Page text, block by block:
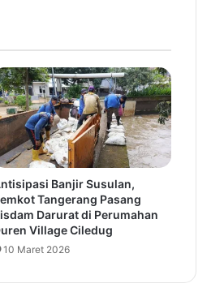
Banjir Susulan,
Tangerang Pasang
Darurat di Perumahan
Village Ciledug
10 Maret 2026